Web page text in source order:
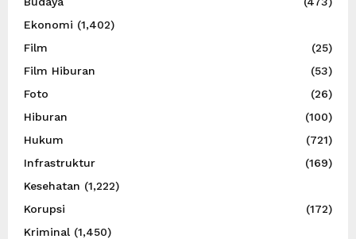
Ekonomi (1,402)
Film
(25)
Film Hiburan
(53)
Foto
(26)
Hiburan
(100)
Hukum
(721)
Infrastruktur
(169)
Kesehatan (1,222)
Korupsi
(172)
Kriminal (1,450)